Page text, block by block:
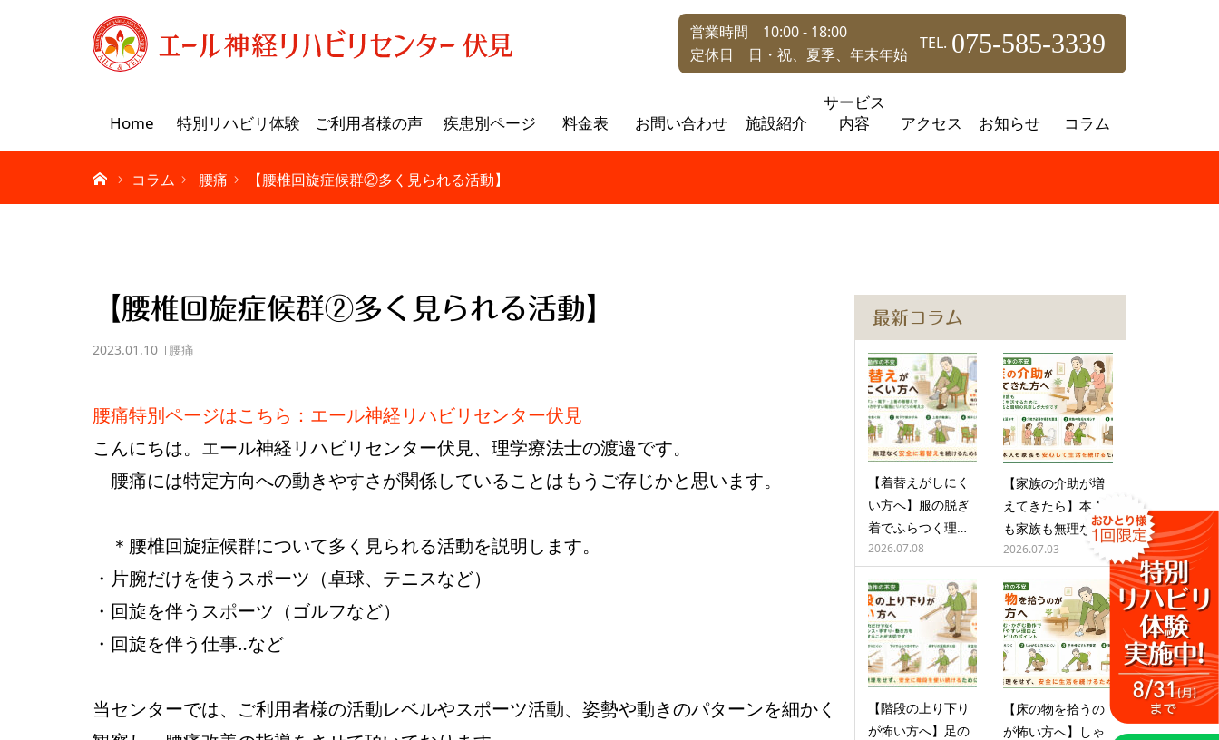
営業時間 10:00 - 18:00
定休日 日・祝、夏季、年末年始
TEL. 075-585-3339
Home 特別リハビリ体験 ご利用者様の声 疾患別ページ 料金表 お問い合わせ 施設紹介
サービス
内容
アクセス お知らせ コラム
コラム 腰痛 【腰椎回旋症候群②多く見られる活動】
【腰椎回旋症候群②多く見られる活動】
2023.01.10 腰痛
腰痛特別ページはこちら：エール神経リハビリセンター伏見
こんにちは。エール神経リハビリセンター伏見、理学療法士の渡邉です。
腰痛には特定方向への動きやすさが関係していることはもうご存じかと思います。
＊腰椎回旋症候群について多く見られる活動を説明します。
・片腕だけを使うスポーツ（卓球、テニスなど）
・回旋を伴うスポーツ（ゴルフなど）
・回旋を伴う仕事‥など
当センターでは、ご利用者様の活動レベルやスポーツ活動、姿勢や動きのパターンを細かく
最新コラム
【着替えがしにく
い方へ】服の脱ぎ
着でふらつく理…
2026.07.08
【家族の介助が増
えてきたら】本人
も家族も無理な…
2026.07.03
【階段の上り下り
が怖い方へ】足の
【床の物を拾うの
が怖い方へ】しゃ